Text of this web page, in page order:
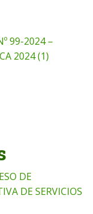
99-2024 –
2024 (1)
DE
DE SERVICIOS